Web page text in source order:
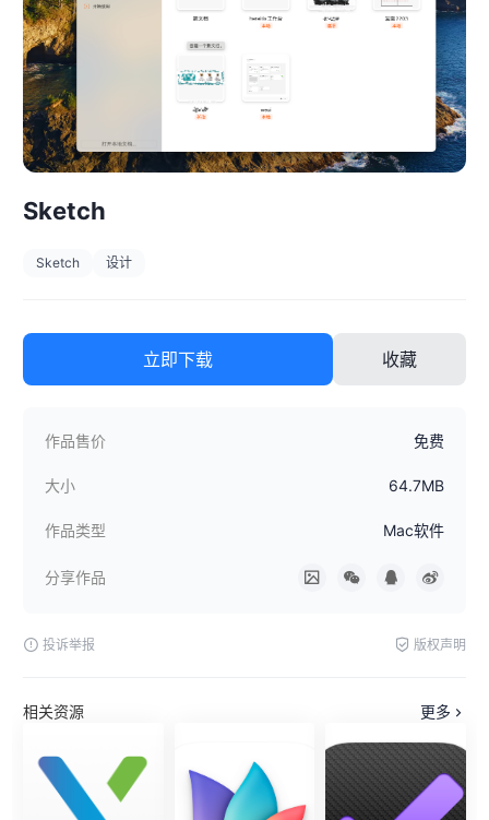
Sketch
Sketch 设计
立即下载 收藏
作品售价 免费
大小 64.7MB
作品类型 Mac软件
分享作品
投诉举报 版权声明
相关资源 更多